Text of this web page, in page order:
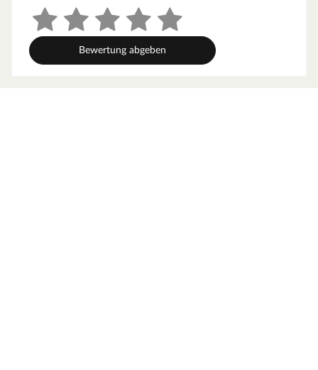
Ein passendes Anschlusskabel ist im Lieferumfang
enthalten.
Inkl. Saunasteine
Die benötigten Diabassteine sind ebenfalls mit im Set.
Bewertung abgeben